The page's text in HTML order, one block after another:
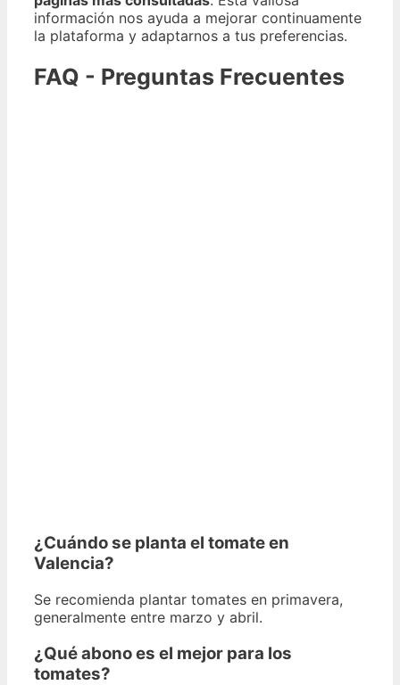
información nos ayuda a mejorar continuamente
la plataforma y adaptarnos a tus preferencias.
FAQ - Preguntas Frecuentes
¿Cuándo se planta el tomate en
Valencia?
Se recomienda plantar tomates en primavera,
generalmente entre marzo y abril.
¿Qué abono es el mejor para los
tomates?